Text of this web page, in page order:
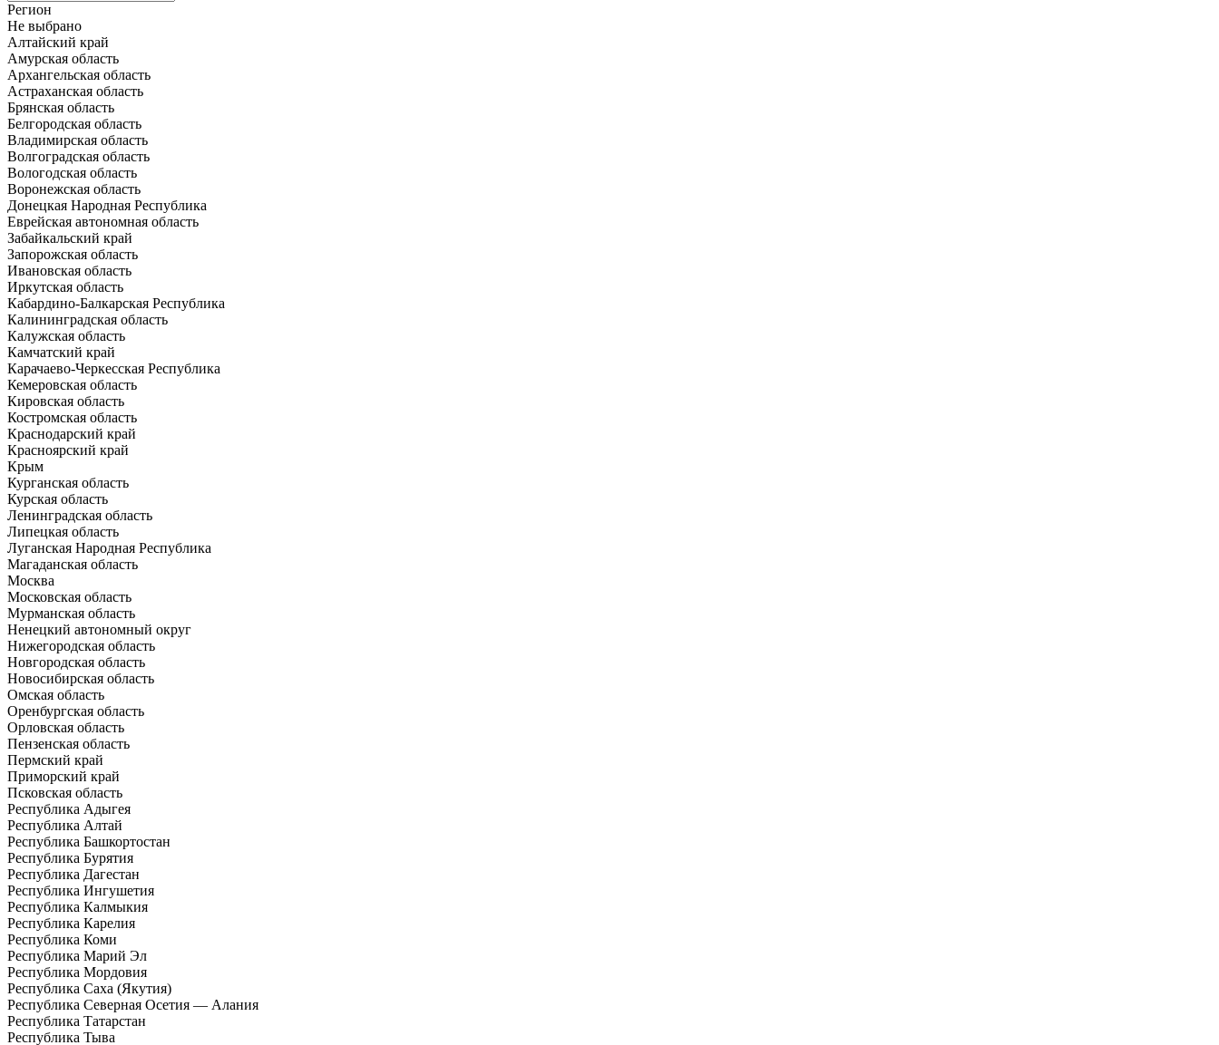
Регион
Не выбрано
Алтайский край
Амурская область
Архангельская область
Астраханская область
Брянская область
Белгородская область
Владимирская область
Волгоградская область
Вологодская область
Воронежская область
Донецкая Народная Республика
Еврейская автономная область
Забайкальский край
Запорожская область
Ивановская область
Иркутская область
Кабардино-Балкарская Республика
Калининградская область
Калужская область
Камчатский край
Карачаево-Черкесская Республика
Кемеровская область
Кировская область
Костромская область
Краснодарский край
Красноярский край
Крым
Курганская область
Курская область
Ленинградская область
Липецкая область
Луганская Народная Республика
Магаданская область
Москва
Московская область
Мурманская область
Ненецкий автономный округ
Нижегородская область
Новгородская область
Новосибирская область
Омская область
Оренбургская область
Орловская область
Пензенская область
Пермский край
Приморский край
Псковская область
Республика Адыгея
Республика Алтай
Республика Башкортостан
Республика Бурятия
Республика Дагестан
Республика Ингушетия
Республика Калмыкия
Республика Карелия
Республика Коми
Республика Марий Эл
Республика Мордовия
Республика Саха (Якутия)
Республика Северная Осетия — Алания
Республика Татарстан
Республика Тыва